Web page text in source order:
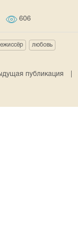
606
любовь
публикация